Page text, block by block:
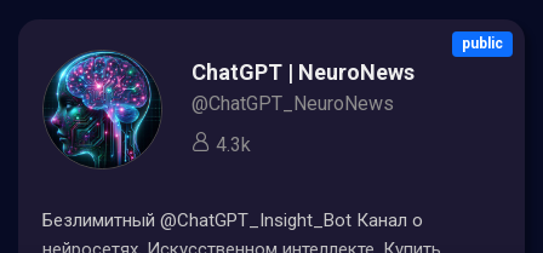
public
ChatGPT | NeuroNews
@ChatGPT_NeuroNews
4.3k
Безлимитный @ChatGPT_Insight_Bot Канал о